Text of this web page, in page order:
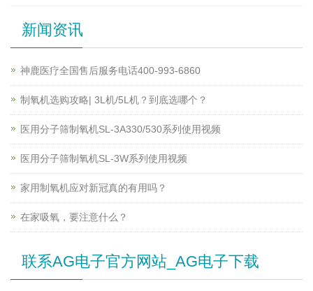
新闻资讯
神鹿医疗全国售后服务电话400-993-6860
制氧机选购攻略| 3L机/5L机？到底选哪个？
医用分子筛制氧机SL-3A330/530系列使用视频
医用分子筛制氧机SL-3W系列使用视频
家用制氧机应对新冠真的有用吗？
在家吸氧，要注意什么？
联系AG电子官方网站_AG电子下载